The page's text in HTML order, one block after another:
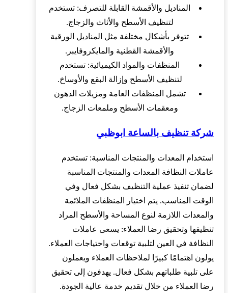
المناديل والأقمشة القابلة للتصرف: تستخدم
لتنظيف الأسطح والأثاث والزجاج.
تتوفر بأشكال مختلفة مثل المناديل الورقية
والأقمشة القطنية والمايكروفايبر.
المنظفات والمواد الكيميائية: تستخدم
لتنظيف الأسطح وإزالة البقع والأوساخ.
تشمل المنظفات العامة ومزيلات الدهون
ومعقمات الأسطح وملمعات الزجاج.
شركة تنظيف بالساعة ابوظبي
استخدام المعدات والمنتجات المناسبة: تستخدم
عاملات النظافة المعدات والمنتجات المناسبة
لضمان تنفيذ عملية التنظيف بشكل فعال وفي
الوقت المناسب. يتم اختيار المنظفات الملائمة
والمعدات اللازمة لنوع المساحة والأسطح المراد
تنظيفها وتحقيق رضا العملاء: يسعى عاملات
النظافة في العين لتلبية توقعات واحتياجات العملاء.
يولون اهتمامًا كبيرًا لملاحظات العملاء ويعملون
على تلبية طلباتهم بشكل فعال. يهدفون إلى تحقيق
رضا العملاء من خلال تقديم خدمة عالية الجودة.